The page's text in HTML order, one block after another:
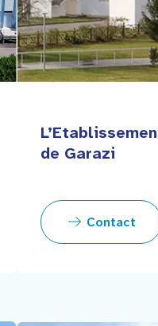
de Garazi
Contact